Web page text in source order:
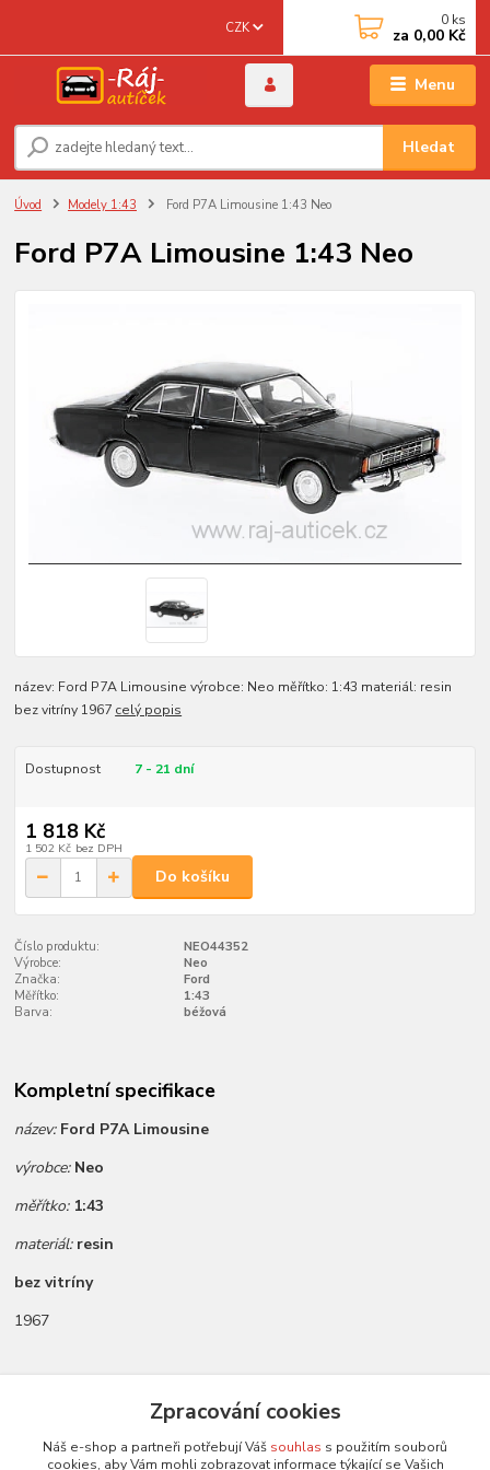
Menu
CZK
Hledat
0 ks
za 0,00 Kč
Úvod Modely 1:43 Ford P7A Limousine 1:43 Neo
Ford P7A Limousine 1:43 Neo
název: Ford P7A Limousine výrobce: Neo měřítko: 1:43 materiál: resin
bez vitríny 1967 celý popis
Dostupnost 7 - 21 dní
1 818 Kč
1 502 Kč bez DPH
Do košíku
Číslo produktu:
NEO44352
Výrobce:
Neo
Značka:
Ford
Měřítko:
1:43
Barva:
béžová
Kompletní specifikace
název: Ford P7A Limousine
výrobce: Neo
měřítko: 1:43
materiál: resin
bez vitríny
1967
Zboží zařazeno v kategoriích
Všechny modely
Zpracování cookies
Náš e-shop a partneři potřebují Váš souhlas s použitím souborů
cookies, aby Vám mohli zobrazovat informace týkající se Vašich